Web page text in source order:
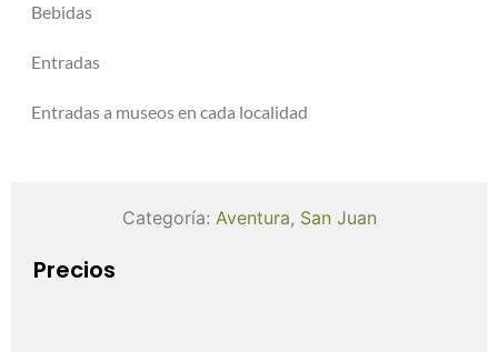
Bebidas
Entradas
Entradas a museos en cada localidad
Categoría: Aventura, San Juan
Precios